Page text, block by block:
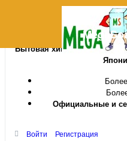
Бытовая химия и
Более
Официальные и
Войти
Регистрация